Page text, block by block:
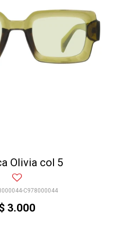
Olivia col 5
C978000044
3.000